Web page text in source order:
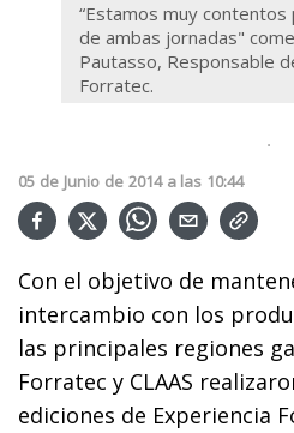
“Estamos muy
de ambas jornadas"
Pautasso, Responsable
Forratec.
05 de Junio de 2014 a las 10:44
Con el objetivo de
intercambio con los
las principales regiones
Forratec y CLAAS
ediciones de Experiencia